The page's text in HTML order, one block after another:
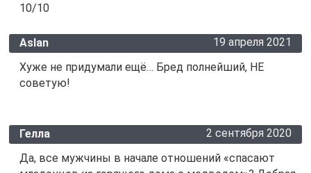
10/10
Aslan
19 апреля 2021
Хуже не придумали ещё… Бред полнейший, НЕ
советую!
Гелла
2 сентября 2020
Да, все мужчины в начале отношений «спасают